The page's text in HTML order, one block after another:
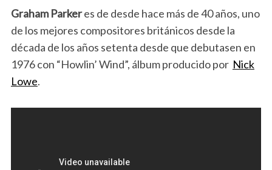
Graham Parkeres de desde hace más de 40 años, uno
de los mejores compositores británicos desde la
década de los años setenta desde que debutasen en
1976 con “Howlin’ Wind”, álbum producido por Nick
Lowe.